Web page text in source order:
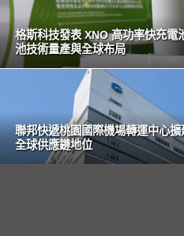
格斯科技發表 XNO 高功率快充
池技術量產與全球布局
聯邦快遞桃園國際機場轉運中心
全球供應鏈地位